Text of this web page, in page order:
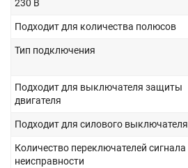
230 В
Подходит для количества полюсов
Тип подключения
Подходит для выключателя защиты
двигателя
Подходит для силового выключателя
Количество переключателей сигнала
неисправности